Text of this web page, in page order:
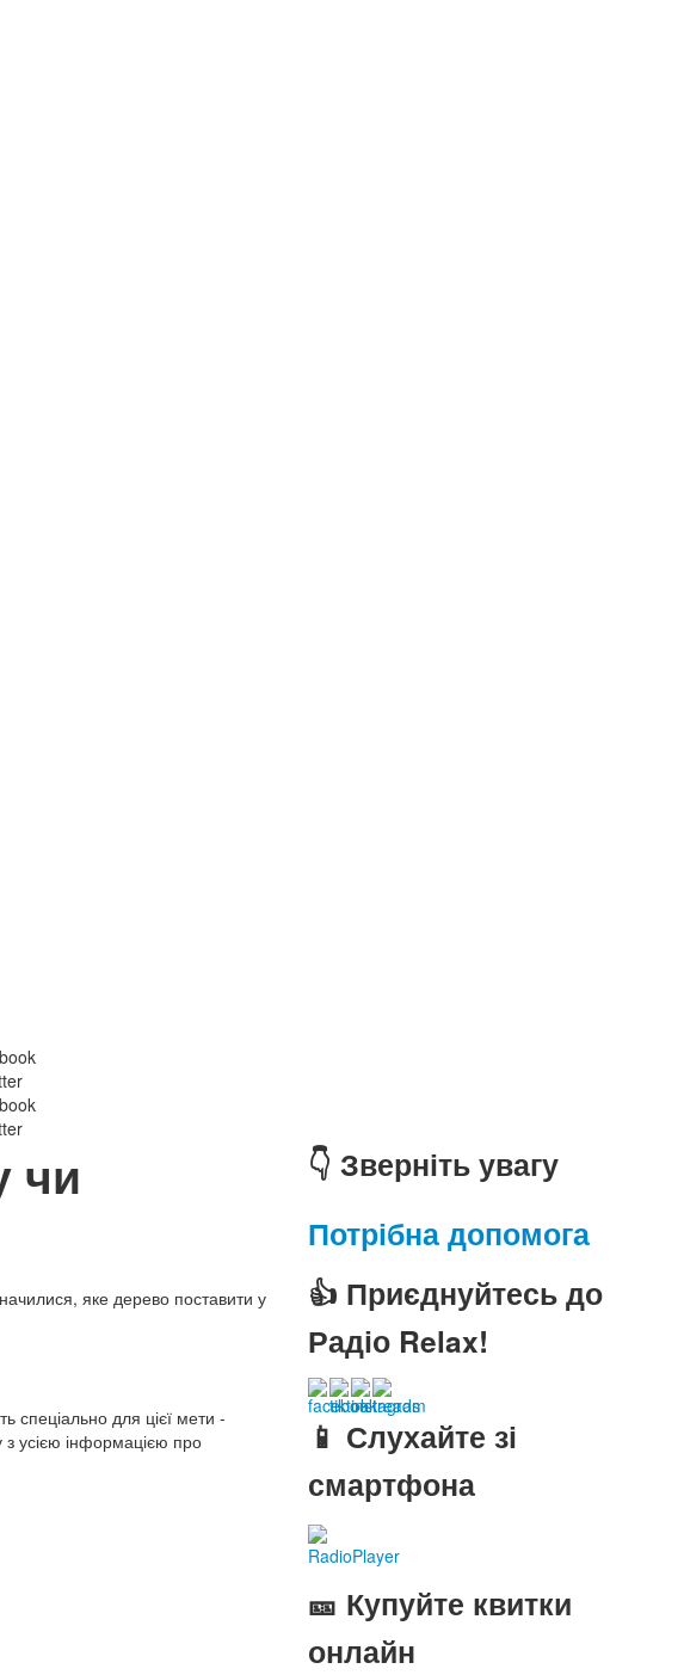
чи
яке дерево поставити у
для цієї мети -
усією інформацією про
👇 Зверніть увагу
Потрібна допомога
👍 Приєднуйтесь до
Радіо Relax!
📱 Слухайте зі
смартфона
RadioPlayer
🎫 Купуйте квитки
онлайн